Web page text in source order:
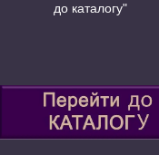
до каталогу"